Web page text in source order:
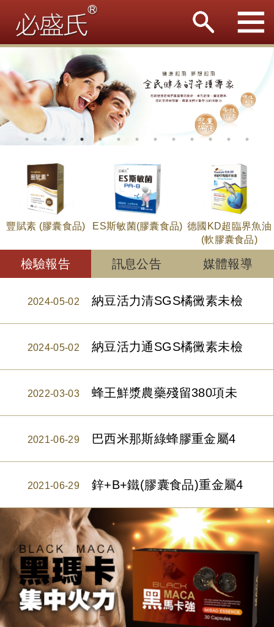
豐賦素 (膠囊食品) ES斯敏菌(膠囊食品) 德國KD超臨界魚油
(軟膠囊食品)
檢驗報告 訊息公告 媒體報導
2024-05-02 納豆活力清SGS橘黴素未檢
驗報告
2024-05-02 納豆活力通SGS橘黴素未檢
驗報告
2022-03-03 蜂王鮮漿農藥殘留380項未
檢出檢驗報告
2021-06-29 巴西米那斯綠蜂膠重金屬4
項未檢出檢驗報告
2021-06-29 鋅+B+鐵(膠囊食品)重金屬4
項未檢出檢驗報告